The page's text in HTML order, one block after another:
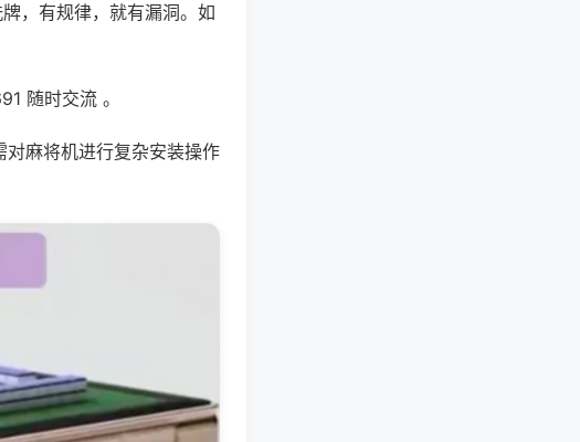
，有规律，就有漏洞。如
随时交流 。
麻将机进行复杂安装操作